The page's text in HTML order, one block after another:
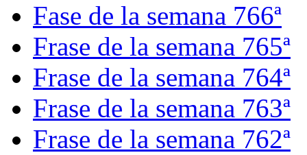
Fase de la semana 766ª
Frase de la semana 765ª
Frase de la semana 764ª
Frase de la semana 763ª
Frase de la semana 762ª